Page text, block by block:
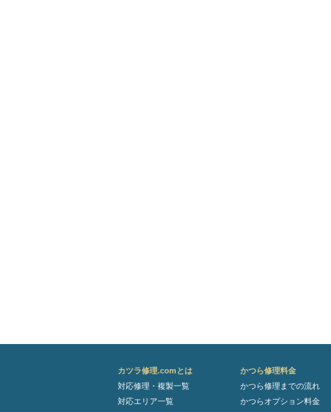
カツラ修理.comとは
対応修理・複製一覧
対応エリア一覧
かつら修理料金
かつら修理までの流れ
かつらオプション料金